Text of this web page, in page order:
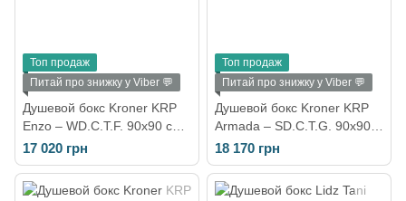
Топ продаж
Питай про знижку у Viber 💬
Душевой бокс Kroner KRP
Enzo – WD.C.T.F. 90x90 см
CV029571
17 020 грн
Топ продаж
Питай про знижку у Viber 💬
Душевой бокс Kroner KRP
Armada – SD.C.T.G. 90x90
см CV031574
18 170 грн